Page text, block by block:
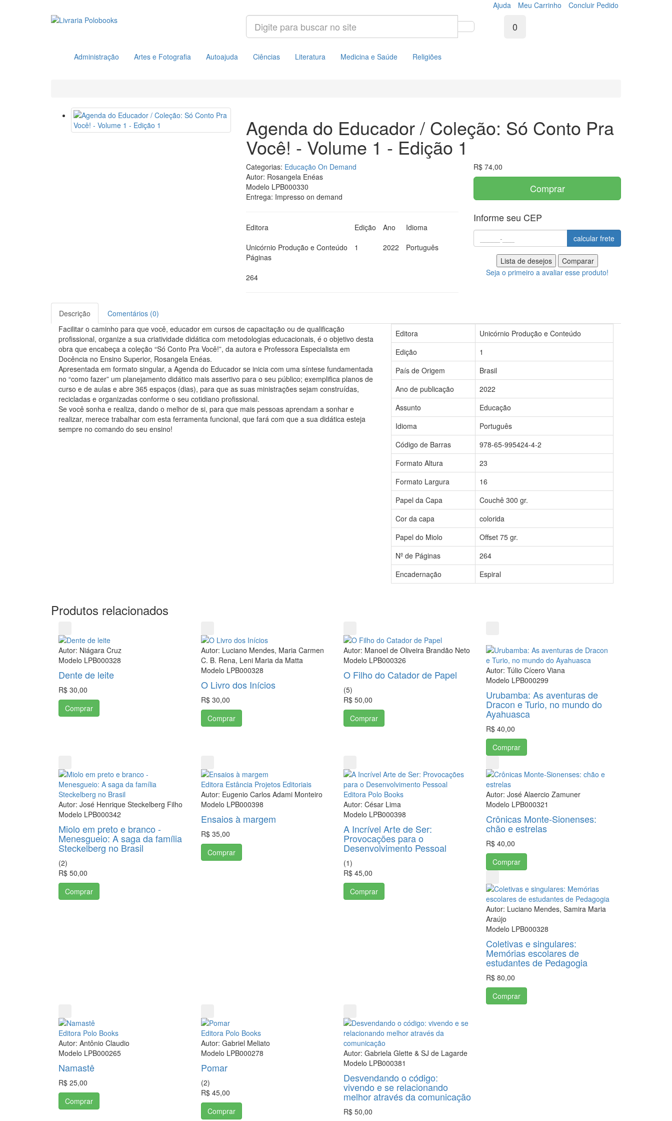
Ajuda Meu Carrinho Concluir Pedido
0
Administração Artes e Fotografia Autoajuda Ciências Literatura Medicina e Saúde Religiões
Agenda do Educador / Coleção: Só Conto Pra
Você! - Volume 1 - Edição 1
Categorias: Educação On Demand
Autor: Rosangela Enéas
Modelo LPB000330
Entrega: Impresso on demand
Editora
Unicórnio Produção e Conteúdo
Edição
1
Ano
2022
Idioma
Português
Páginas
264
R$ 74,00
Comprar
Informe seu CEP
calcular frete
Lista de desejos
Comparar
Seja o primeiro a avaliar esse produto!
Descrição
Comentários (0)
Facilitar o caminho para que você, educador em cursos de capacitação ou de qualificação
profissional, organize a sua criatividade didática com metodologias educacionais, é o objetivo desta
obra que encabeça a coleção “Só Conto Pra Você!”, da autora e Professora Especialista em
Docência no Ensino Superior, Rosangela Enéas.
Apresentada em formato singular, a Agenda do Educador se inicia com uma síntese fundamentada
no “como fazer” um planejamento didático mais assertivo para o seu público; exemplifica planos de
curso e de aulas e abre 365 espaços (dias), para que as suas ministrações sejam construídas,
recicladas e organizadas conforme o seu cotidiano profissional.
Se você sonha e realiza, dando o melhor de si, para que mais pessoas aprendam a sonhar e
realizar, merece trabalhar com esta ferramenta funcional, que fará com que a sua didática esteja
sempre no comando do seu ensino!
Editora
Unicórnio Produção e Conteúdo
Edição
1
País de Origem
Brasil
Ano de publicação
2022
Assunto
Educação
Idioma
Português
Código de Barras
978-65-995424-4-2
Formato Altura
23
Formato Largura
16
Papel da Capa
Couchê 300 gr.
Cor da capa
colorida
Papel do Miolo
Offset 75 gr.
Nº de Páginas
264
Encadernação
Espiral
Produtos relacionados
Autor: Niágara Cruz
Modelo LPB000328
Dente de leite
R$ 30,00
Comprar
Autor: Luciano Mendes, Maria Carmen
C. B. Rena, Leni Maria da Matta
Modelo LPB000328
O Livro dos Inícios
R$ 30,00
Comprar
Autor: Manoel de Oliveira Brandão Neto
Modelo LPB000326
O Filho do Catador de Papel
(5)
R$ 50,00
Comprar
Autor: Túlio Cícero Viana
Modelo LPB000299
Urubamba: As aventuras de
Dracon e Turio, no mundo do
Ayahuasca
R$ 40,00
Comprar
Autor: José Henrique Steckelberg Filho
Modelo LPB000342
Miolo em preto e branco -
Menesgueio: A saga da família
Steckelberg no Brasil
(2)
R$ 50,00
Comprar
Editora Estância Projetos Editoriais
Autor: Eugenio Carlos Adami Monteiro
Modelo LPB000398
Ensaios à margem
R$ 35,00
Comprar
Editora Polo Books
Autor: César Lima
Modelo LPB000398
A Incrível Arte de Ser:
Provocações para o
Desenvolvimento Pessoal
(1)
R$ 45,00
Comprar
Autor: José Alaercio Zamuner
Modelo LPB000321
Crônicas Monte-Sionenses:
chão e estrelas
R$ 40,00
Comprar
Autor: Luciano Mendes, Samira Maria
Araújo
Modelo LPB000328
Coletivas e singulares:
Memórias escolares de
estudantes de Pedagogia
R$ 80,00
Comprar
Editora Polo Books
Autor: Antônio Claudio
Modelo LPB000265
Namastê
R$ 25,00
Comprar
Editora Polo Books
Autor: Gabriel Meliato
Modelo LPB000278
Pomar
(2)
R$ 45,00
Comprar
Autor: Gabriela Glette & SJ de Lagarde
Modelo LPB000381
Desvendando o código:
vivendo e se relacionando
melhor através da comunicação
R$ 50,00